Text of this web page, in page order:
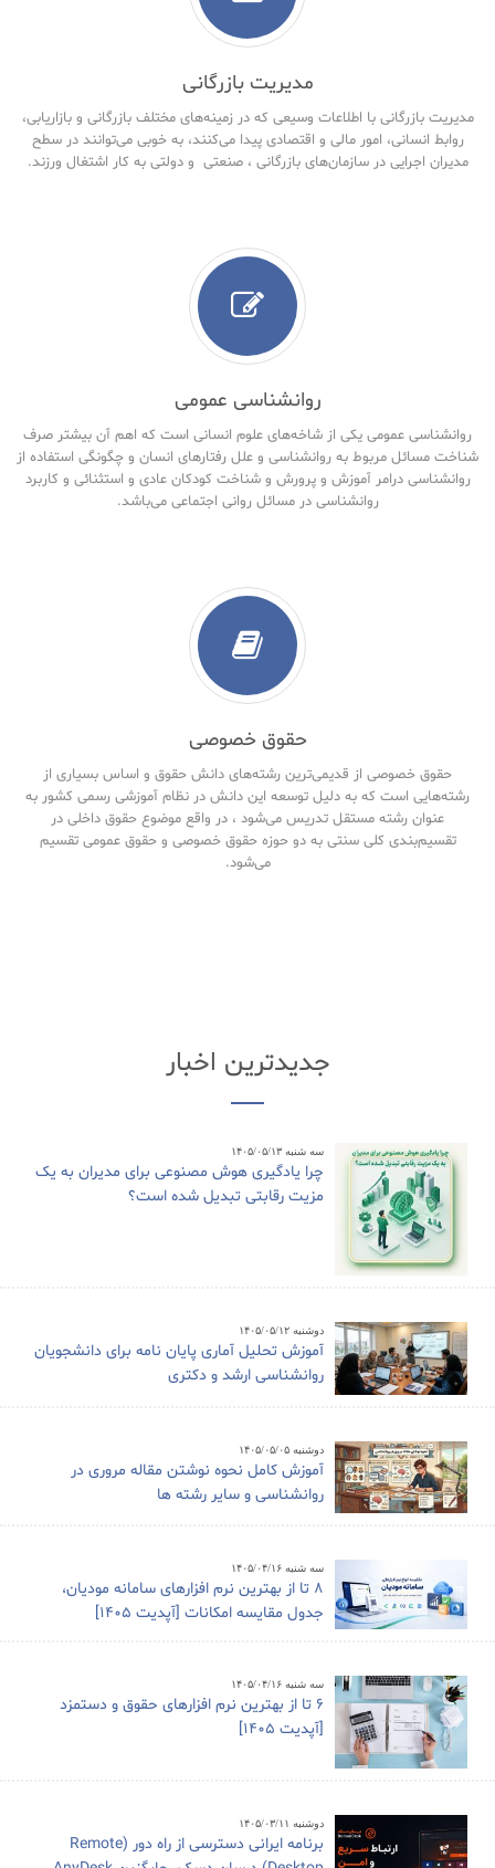
مدیریت بازرگانی
مدیریت بازرگانی با اطلاعات وسیعی که در زمینه‌های مختلف بازرگانی و بازاریابی،
روابط انسانی، امور مالی و اقتصادی پیدا می‌کنند، به خوبی می‌توانند در سطح
مدیران اجرایی در سازمان‌های بازرگانی ، صنعتی و دولتی به کار اشتغال ورزند.
روانشناسی عمومی
روانشناسی عمومی یکی از شاخه‌های علوم انسانی است که اهم آن بیشتر صرف
شناخت مسائل مربوط به روانشناسی و علل رفتارهای انسان و چگونگی استفاده از
روانشناسی درامر آموزش و پرورش و شناخت کودکان عادی و استثنائی و کاربرد
روانشناسی در مسائل روانی اجتماعی می‌باشد.
حقوق خصوصی
حقوق خصوصی از قدیمی‌ترین رشته‌های دانش حقوق و اساس بسیاری از
رشته‌هایی است که به دلیل توسعه این دانش در نظام آموزشی رسمی کشور به
عنوان رشته مستقل تدریس می‌شود ، در واقع موضوع حقوق داخلی در
تقسیم‌بندی کلی سنتی به دو حوزه حقوق خصوصی و حقوق‌ عمومی تقسیم
می‌شود.
جدیدترین اخبار
سه شنبه ۱۴۰۵/۰۵/۱۳
چرا یادگیری هوش مصنوعی برای مدیران به یک
مزیت رقابتی تبدیل شده است؟
دوشنبه ۱۴۰۵/۰۵/۱۲
آموزش تحلیل آماری پایان نامه برای دانشجویان
روانشناسی ارشد و دکتری
دوشنبه ۱۴۰۵/۰۵/۰۵
آموزش کامل نحوه نوشتن مقاله مروری در
روانشناسی و سایر رشته ها
سه شنبه ۱۴۰۵/۰۴/۱۶
8 تا از بهترین نرم افزارهای سامانه مودیان،
جدول مقایسه امکانات [آپدیت 1405]
سه شنبه ۱۴۰۵/۰۴/۱۶
6 تا از بهترین نرم افزارهای حقوق و دستمزد
[آپدیت 1405]
دوشنبه ۱۴۰۵/۰۳/۱۱
برنامه ایرانی دسترسی از راه دور (Remote